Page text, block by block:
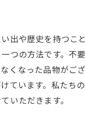
出や歴史を持つこ
つの方法です。不
くなった品物がご
ています。私たち
いただきます。